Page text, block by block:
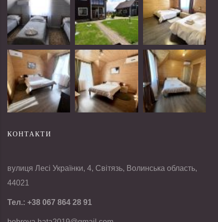
КОНТАКТИ
вулиця Лесі Українки, 4, Світязь, Волинська область,
44021
Тел.: +38 067 864 28 91